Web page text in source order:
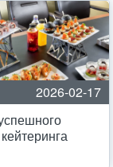
2026-02-17